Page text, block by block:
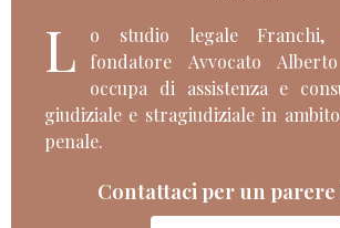
L
o studio legale Franchi,
fondatore Avvocato
occupa di assistenza e
giudiziale e stragiudiziale in
penale.
Contattaci per un parere